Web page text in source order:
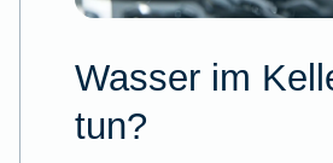
Wasser im
tun?